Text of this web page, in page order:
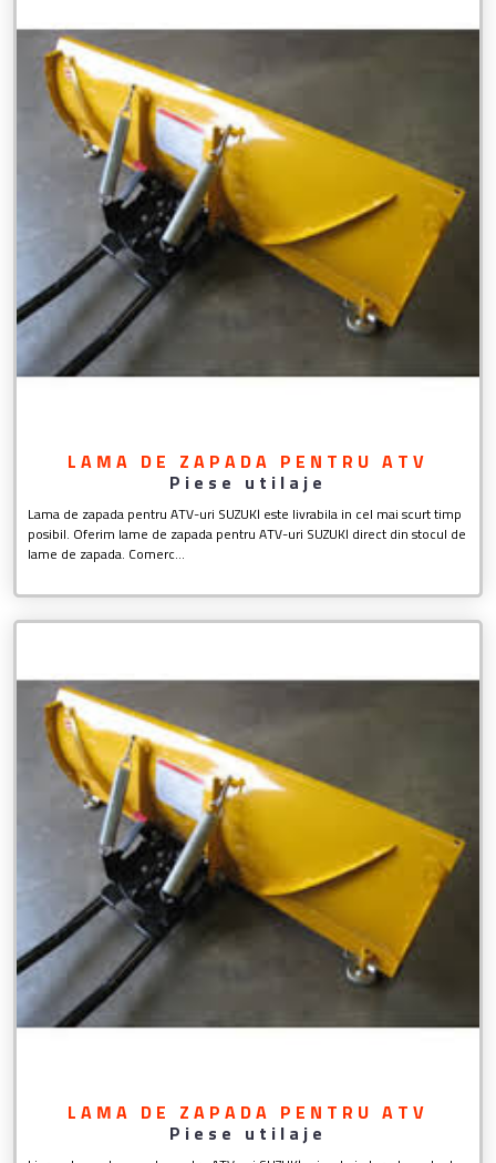
LAMA DE ZAPADA PENTRU ATV
Piese utilaje
Lama de zapada pentru ATV-uri SUZUKI este livrabila in cel mai scurt timp
posibil. Oferim lame de zapada pentru ATV-uri SUZUKI direct din stocul de
lame de zapada. Comerc...
LAMA DE ZAPADA PENTRU ATV
Piese utilaje